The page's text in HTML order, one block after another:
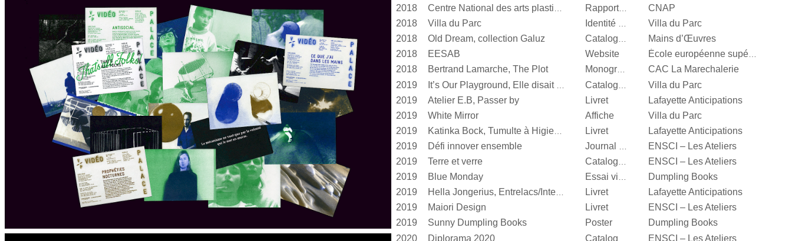
2018 Centre National des arts plastiques Rapport d’activité
CNAP
2018
Villa du Parc Identité visuelle
Villa du Parc
2018
Old Dream, collection Galuz Catalogue d’exposition
Mains d’Œuvres
2018
EESAB Website École européenne supérieure d'art de Bretagne
2018 Bertrand Lamarche, The Plot Monographie
CAC La Marechalerie
2019
Villa du Parc
2019
Atelier E.B, Passer by Livret
Lafayette Anticipations
2019
White Mirror Affiche
Villa du Parc
2019
Katinka Bock, Tumulte à Higienopolis Livret
Lafayette Anticipations
2019
Défi innover ensemble
ENSCI – Les Ateliers
2019
Terre et verre Catalogue d’exposition
ENSCI – Les Ateliers
2019
Blue Monday Essai visuel
Dumpling Books
2019
Hella Jongerius, Entrelacs/Interlace Livret
Lafayette Anticipations
2019
Maiori Design Livret
ENSCI – Les Ateliers
2019
Sunny Dumpling Books Poster
Dumpling Books
2020
Diplorama 2020 ENSCI – Les Ateliers